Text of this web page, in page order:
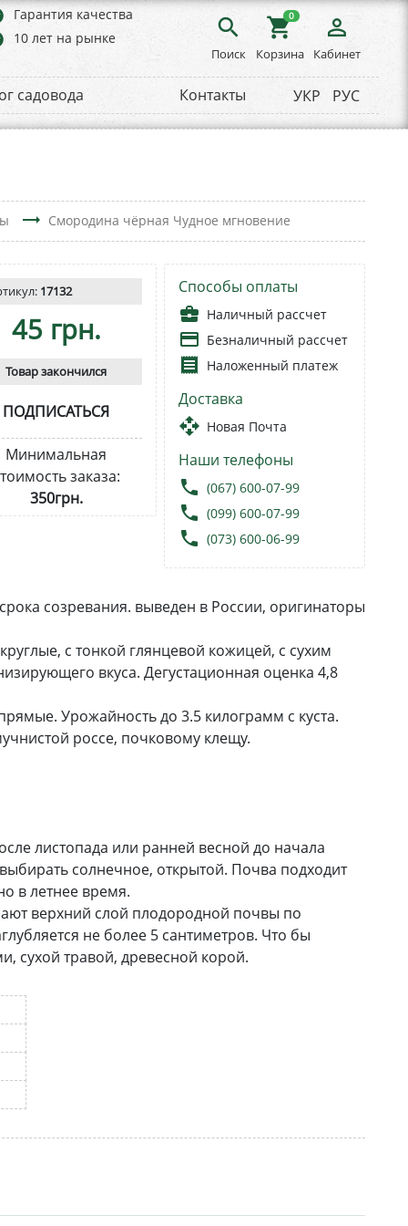
Гарантия качества
10 лет на рынке search
Поиск
shopping_cart
0
Корзина
person_outline
Кабинет
садовода Контакты УКР РУС
trending_flat Смородина чёрная Чудное мгновение
17132
45 грн.
Товар закончился
ПОДПИСАТЬСЯ
Минимальная
заказа:
350грн.
Способы оплаты
business_center Наличный рассчет
payment Безналичный рассчет
receipt Наложенный платеж
Доставка
open_with Новая Почта
Наши телефоны
local_phone (067) 600-07-99
local_phone (099) 600-07-99
local_phone (073) 600-06-99
созревания. выведен в России, оригинаторы
с тонкой глянцевой кожицей, с сухим
вкуса. Дегустационная оценка 4,8
Урожайность до 3.5 килограмм с куста.
россе, почковому клещу.
листопада или ранней весной до начала
солнечное, открытой. Почва подходит
в летнее время.
верхний слой плодородной почвы по
не более 5 сантиметров. Что бы
сухой травой, древесной корой.